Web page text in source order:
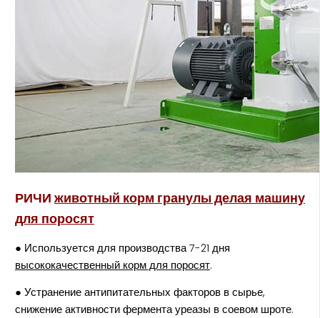
РИЧИ животный корм гранулы делая машину
для поросят
● Используется для производства 7-21 дня
высококачественный корм для поросят.
● Устранение антипитательных факторов в сырье,
снижение активности фермента уреазы в соевом шроте.